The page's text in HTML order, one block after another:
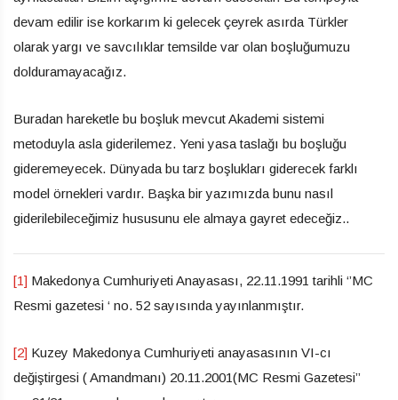
devam edilir ise korkarım ki gelecek çeyrek asırda Türkler
olarak yargı ve savcılıklar temsilde var olan boşluğumuzu
dolduramayacağız.
Buradan hareketle bu boşluk mevcut Akademi sistemi
metoduyla asla giderilemez. Yeni yasa taslağı bu boşluğu
gideremeyecek. Dünyada bu tarz boşlukları giderecek farklı
model örnekleri vardır. Başka bir yazımızda bunu nasıl
giderilebileceğimiz hususunu ele almaya gayret edeceğiz..
[1] Makedonya Cumhuriyeti Anayasası, 22.11.1991 tarihli ‘’MC
Resmi gazetesi ‘ no. 52 sayısında yayınlanmıştır.
[2] Kuzey Makedonya Cumhuriyeti anayasasının VI-cı
değiştirgesi ( Amandmanı) 20.11.2001(MC Resmi Gazetesi’’